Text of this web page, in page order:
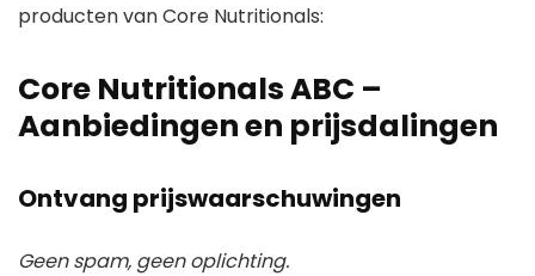
producten van Core Nutritionals:
Core Nutritionals ABC –
Aanbiedingen en prijsdalingen
Ontvang prijswaarschuwingen
Geen spam, geen oplichting.